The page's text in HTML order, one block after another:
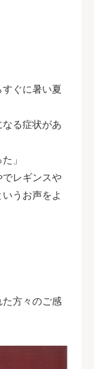
ぐに暑い夏
る症状があ
」
でレギンスや
うお声をよ
た方々のご感